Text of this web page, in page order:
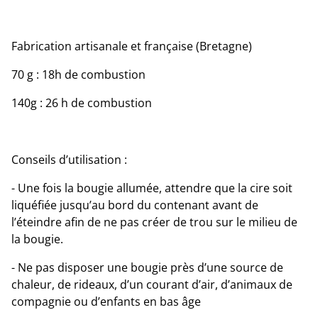
Fabrication artisanale et française (Bretagne)
70 g : 18h de combustion
140g : 26 h de combustion
Conseils d’utilisation :
- Une fois la bougie allumée, attendre que la cire soit
liquéfiée jusqu’au bord du contenant avant de
l’éteindre afin de ne pas créer de trou sur le milieu de
la bougie.
- Ne pas disposer une bougie près d’une source de
chaleur, de rideaux, d’un courant d’air, d’animaux de
compagnie ou d’enfants en bas âge